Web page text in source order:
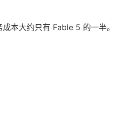
本大约只有 Fable 5 的一半。